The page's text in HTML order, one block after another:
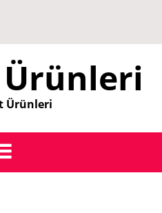
Ürünleri
Ürünleri